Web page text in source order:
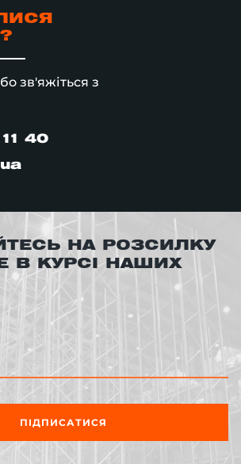
зв'яжіться з
40
НА РОЗСИЛКУ
В КУРСІ НАШИХ
ПІДПИСАТИСЯ